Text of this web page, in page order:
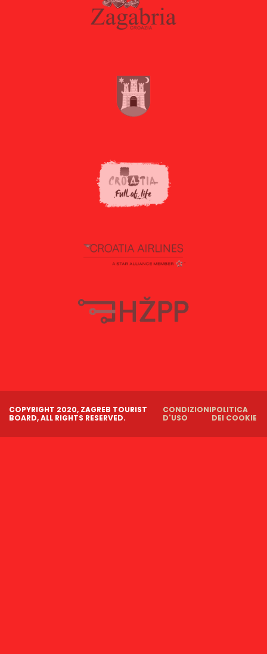
COPYRIGHT 2020, ZAGREB TOURIST
BOARD, ALL RIGHTS RESERVED.
CONDIZIONI
D'USO
POLITICA
DEI COOKIE